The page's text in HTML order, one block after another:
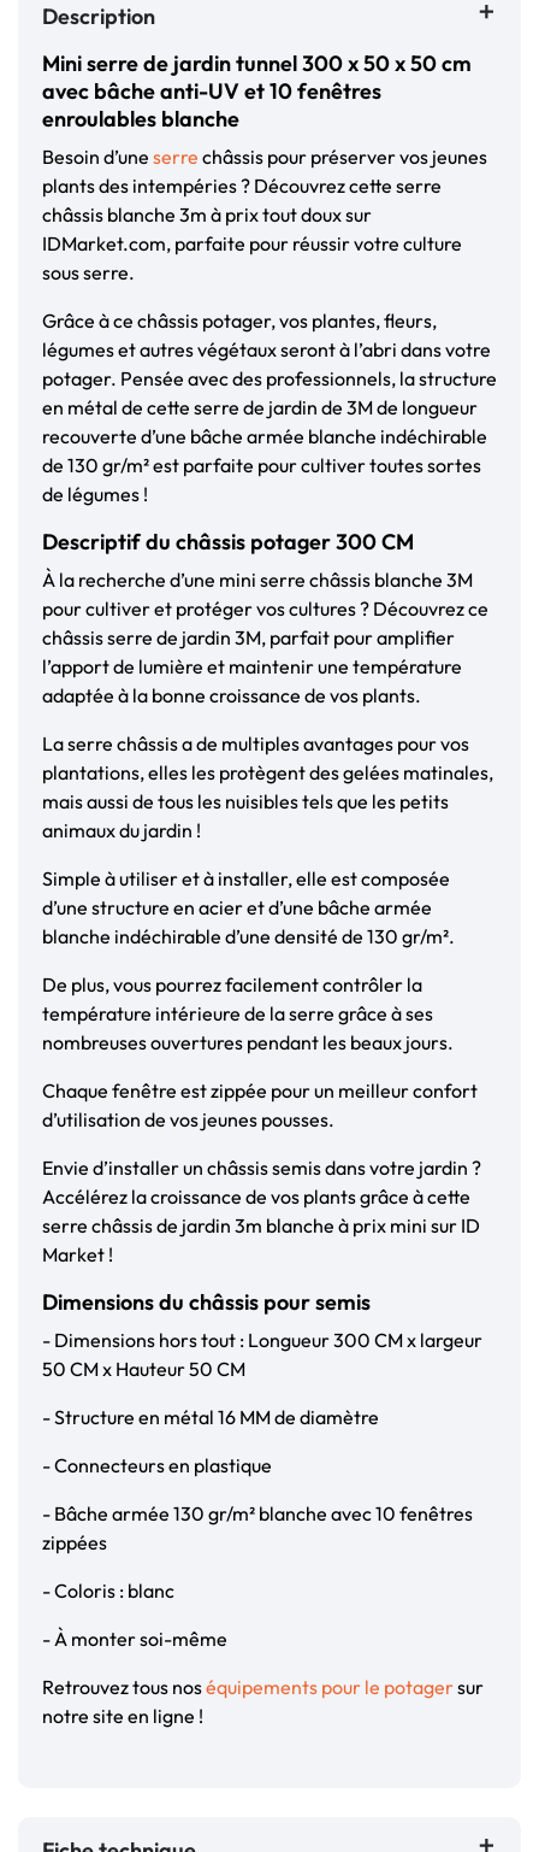
Description
Mini serre de jardin tunnel 300 x 50 x 50 cm
avec bâche anti-UV et 10 fenêtres
enroulables blanche
Besoin d’une serre châssis pour préserver vos jeunes
plants des intempéries ? Découvrez cette serre
châssis blanche 3m à prix tout doux sur
IDMarket.com, parfaite pour réussir votre culture
sous serre.
Grâce à ce châssis potager, vos plantes, fleurs,
légumes et autres végétaux seront à l’abri dans votre
potager. Pensée avec des professionnels, la structure
en métal de cette serre de jardin de 3M de longueur
recouverte d’une bâche armée blanche indéchirable
de 130 gr/m² est parfaite pour cultiver toutes sortes
de légumes !
Descriptif du châssis potager 300 CM
À la recherche d’une mini serre châssis blanche 3M
pour cultiver et protéger vos cultures ? Découvrez ce
châssis serre de jardin 3M, parfait pour amplifier
l’apport de lumière et maintenir une température
adaptée à la bonne croissance de vos plants.
La serre châssis a de multiples avantages pour vos
plantations, elles les protègent des gelées matinales,
mais aussi de tous les nuisibles tels que les petits
animaux du jardin !
Simple à utiliser et à installer, elle est composée
d’une structure en acier et d’une bâche armée
blanche indéchirable d’une densité de 130 gr/m².
De plus, vous pourrez facilement contrôler la
température intérieure de la serre grâce à ses
nombreuses ouvertures pendant les beaux jours.
Chaque fenêtre est zippée pour un meilleur confort
d’utilisation de vos jeunes pousses.
Envie d’installer un châssis semis dans votre jardin ?
Accélérez la croissance de vos plants grâce à cette
serre châssis de jardin 3m blanche à prix mini sur ID
Market !
Dimensions du châssis pour semis
- Dimensions hors tout : Longueur 300 CM x largeur
50 CM x Hauteur 50 CM
- Structure en métal 16 MM de diamètre
- Connecteurs en plastique
- Bâche armée 130 gr/m² blanche avec 10 fenêtres
zippées
- Coloris : blanc
- À monter soi-même
Retrouvez tous noséquipements pour le potagersur
notre site en ligne !